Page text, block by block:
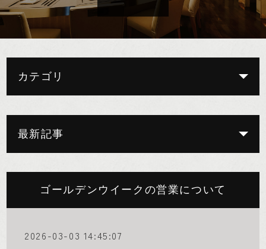
カテゴリ
最新記事
ゴールデンウイークの営業について
2026-03-03 14:45:07